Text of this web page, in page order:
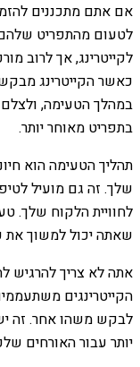
אם אתם מתכננים
לטעום מהתפריט
לקייטרינג, אך לרוב
כאשר הקייטרינג
במהלך הטעימה,
בתפריט מאוחר יותר.
תהליך הטעימה הוא
שלך. זה גם מועיל
לחוויית הלקוח שלך.
שאתה יכול למשוך את
אתה לא צריך להרגיש
הקייטרינגים
לבקש משהו אחר. זה
יותר עבור האורחים